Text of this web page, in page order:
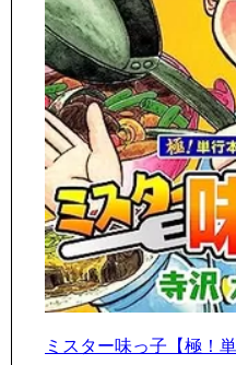
ミスター味っ子【極！